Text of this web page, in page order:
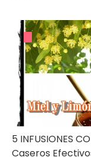
5 INFUSIONES
Caseros